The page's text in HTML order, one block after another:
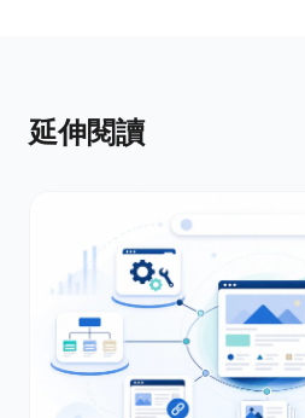
延伸閱讀